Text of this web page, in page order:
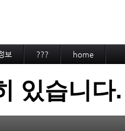
보 ??? home
있습니다.